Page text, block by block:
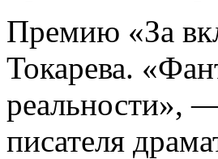
Премию «За
Токарева.
реальности»,
писателя